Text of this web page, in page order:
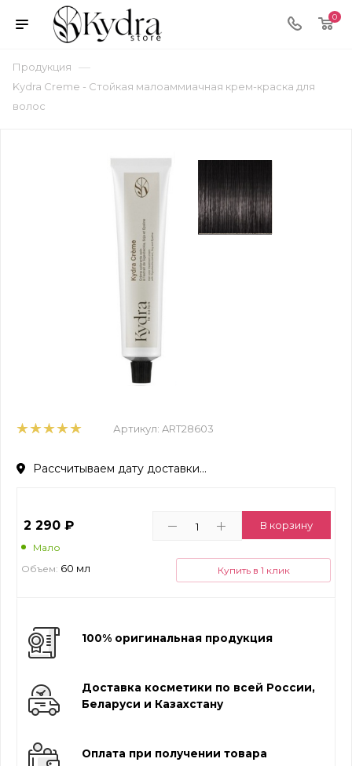
0
Продукция —
Kydra Cremе - Стойкая малоаммиачная крем-краска для
волос
Артикул: ART28603
Рассчитываем дату доставки...
2 290 ₽
Мало
Объем: 60 мл
В корзину
Купить в 1 клик
100% оригинальная продукция
Доставка косметики по всей России,
Беларуси и Казахстану
Оплата при получении товара